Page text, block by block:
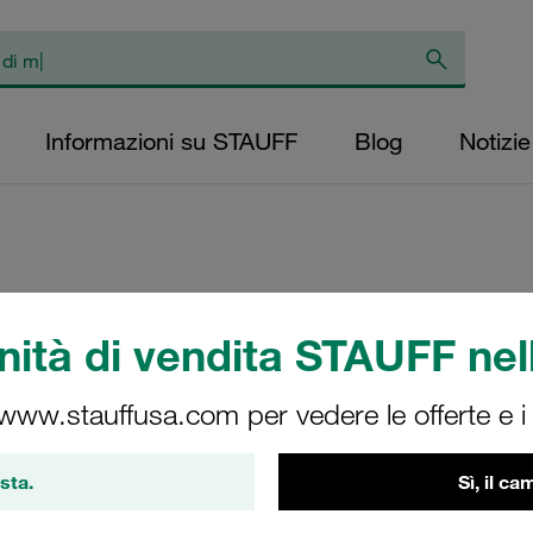
di vendita STAUFF
per vedere le offerte e i
Sì, il
Informazioni su STAUFF Blog Notizie
pressione livello
rete inox
interno (mm):
protezione: NBR,
SE-160-B-100-B/2